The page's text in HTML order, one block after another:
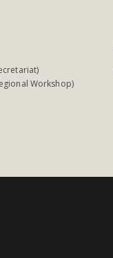
Workshop)